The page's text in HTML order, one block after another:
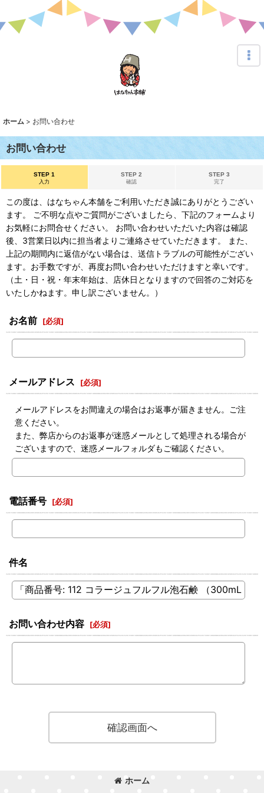
ホーム > お問い合わせ
お問い合わせ
STEP 1
入力
STEP 2
確認
STEP 3
完了
この度は、はなちゃん本舗をご利用いただき誠にありがとうござい
ます。 ご不明な点やご質問がございましたら、下記のフォームより
お気軽にお問合せください。 お問い合わせいただいた内容は確認
後、3営業日以内に担当者よりご連絡させていただきます。 また、
上記の期間内に返信がない場合は、送信トラブルの可能性がござい
ます。お手数ですが、再度お問い合わせいただけますと幸いです。
（土・日・祝・年末年始は、店休日となりますので回答のご対応を
いたしかねます。申し訳ございません。）
お名前 [必須]
メールアドレス [必須]
メールアドレスをお間違えの場合はお返事が届きません。ご注
意ください。
また、弊店からのお返事が迷惑メールとして処理される場合が
ございますので、迷惑メールフォルダもご確認ください。
電話番号 [必須]
件名
お問い合わせ内容 [必須]
確認画面へ
ホーム